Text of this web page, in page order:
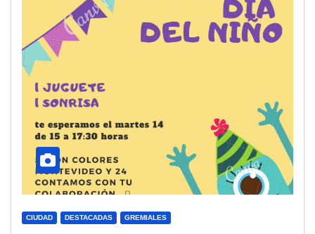
CIUDAD DESTACADAS GREMIALES